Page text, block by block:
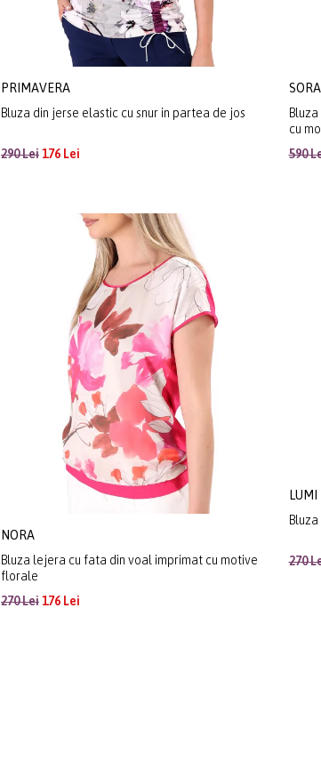
PRIMAVERA
Bluza din jerse elastic cu snur in partea de jos
290 Lei176 Lei
cu
590
NORA
Bluza lejera cu fata din voal imprimat cu motive
florale
270 Lei176 Lei